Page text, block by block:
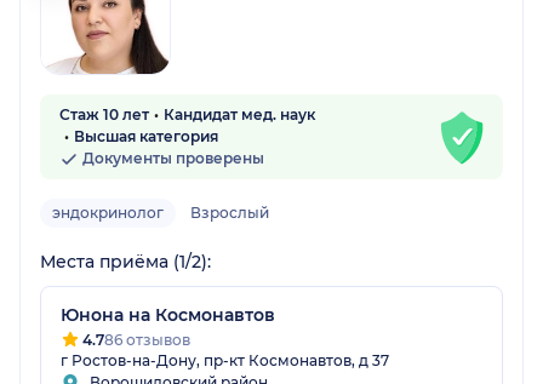
Стаж 10 лет
Кандидат мед. наук
Высшая категория
Документы проверены
эндокринолог Взрослый
Места приёма (1/2):
Юнона на Космонавтов
4.786 отзывов
г Ростов-на-Дону, пр-кт Космонавтов, д 37